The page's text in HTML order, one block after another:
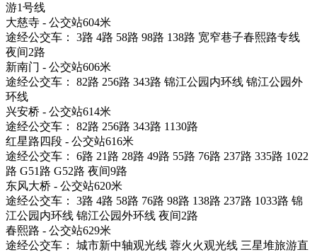
游1号线
大慈寺 - 公交站604米
途经公交车： 3路 4路 58路 98路 138路 宽窄巷子春熙路专线
夜间2路
新南门 - 公交站606米
途经公交车： 82路 256路 343路 锦江公园内环线 锦江公园外
环线
兴安桥 - 公交站614米
途经公交车： 82路 256路 343路 1130路
红星路四段 - 公交站616米
途经公交车： 6路 21路 28路 49路 55路 76路 237路 335路 1022
路 G51路 G52路 夜间9路
东风大桥 - 公交站620米
途经公交车： 3路 4路 58路 76路 98路 138路 237路 1033路 锦
江公园内环线 锦江公园外环线 夜间2路
春熙路 - 公交站629米
途经公交车： 城市新中轴观光线 蓉火火观光线 三星堆旅游直